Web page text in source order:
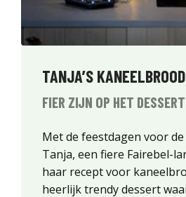
TANJA’S
FIER ZIJN OP HET
Met de feestdagen voor
Tanja, een fiere Fairebel-
haar recept voor
heerlijk trendy dessert